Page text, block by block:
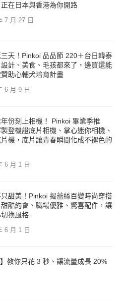
在日本與香港為你開路
7 月 27 日
天！Pinkoi 品品節 220＋台日韓泰
計、美食、毛孩都來了，邊買還能
助心輔犬培育計畫
6 月 9 日
份刻上相機！ Pinkoi 畢業季推
登機證底片相機、掌心迷你相機、
機，底片讓青春瞬間化成不褪色的
6 月 1 日
甜美！Pinkoi 揭蕾絲百變時尚穿搭
酷約會、職場優雅、驚喜配件，讓
換風格
6 月 1 日
教你只花 3 秒、讓流量成長 20%